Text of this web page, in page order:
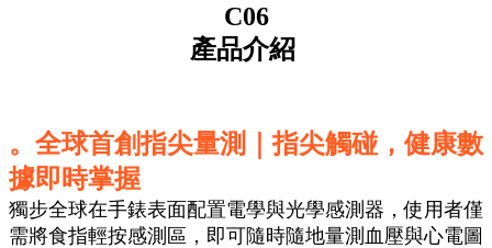
C06
產品介紹
。全球首創指尖量測｜指尖觸碰，健康數
據即時掌握
獨步全球在手錶表面配置電學與光學感測器，使用者僅
需將食指輕按感測區，即可隨時隨地量測血壓與心電圖